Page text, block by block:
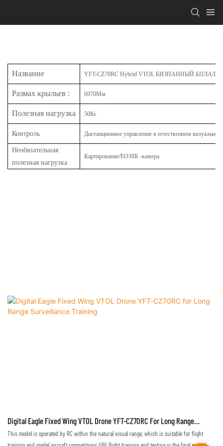
Название YFT-CZ70RC Hybrid VTOL БИЗПАННЫЙ БПЛА/
Размах крыльев : 6970Мм
Полезная нагрузка 50Кг
Контроль Дистанционное управление в естественном визуальном
Необязательная
полезная нагрузка
Картирование/EO/ИК -камера
Digital Eagle Fixed Wing VTOL Drone YFT-CZ70RC For Long Range
Surveillance Training
This model is operated by RC within the natural visual range, which is suitable for flight